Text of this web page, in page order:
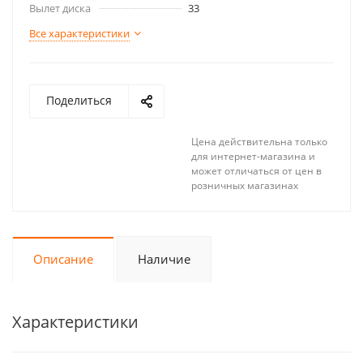
Вылет диска
33
Все характеристики
Поделиться
Цена действительна только
для интернет-магазина и
может отличаться от цен в
розничных магазинах
Описание Наличие
Характеристики